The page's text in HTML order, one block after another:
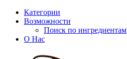
Категории
Возможности
Поиск по ингредиентам
О Нас